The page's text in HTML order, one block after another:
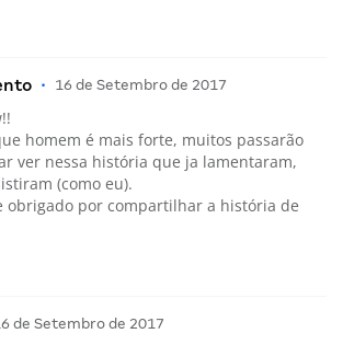
• 16 de Setembro de 2017
homem é mais forte, muitos passarão
ver nessa história que ja lamentaram,
(como eu).
obrigado por compartilhar a história de
de Setembro de 2017